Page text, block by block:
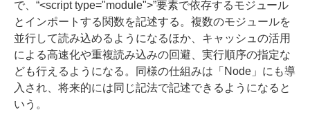
で、“<script type="module">”要素で依存するモジュール
とインポートする関数を記述する。複数のモジュールを
並行して読み込めるようになるほか、キャッシュの活用
による高速化や重複読み込みの回避、実行順序の指定な
ども行えるようになる。同様の仕組みは「Node」にも導
入され、将来的には同じ記法で記述できるようになると
いう。